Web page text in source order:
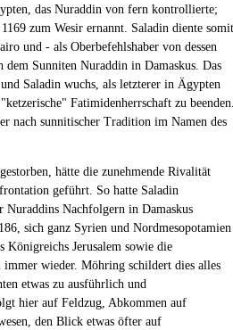
das Nuraddin von fern kontrollierte;
zum Wesir ernannt. Saladin diente somit
und - als Oberbefehlshaber von dessen
Sunniten Nuraddin in Damaskus. Das
Saladin wuchs, als letzterer in Ägypten
Fatimidenherrschaft zu
nach sunnitischer Tradition im Namen des
hätte die zunehmende Rivalität
geführt. So hatte Saladin
Nuraddins Nachfolgern in Damaskus
sich ganz Syrien und Nordmesopotamien
Königreichs Jerusalem sowie die
wieder. Möhring schildert dies alles
etwas zu ausführlich und
hier auf Feldzug, Abkommen auf
den Blick etwas öfter auf